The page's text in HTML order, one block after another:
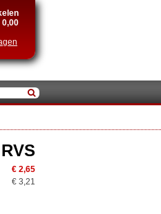
0,00
€ 2,65
€ 3,21